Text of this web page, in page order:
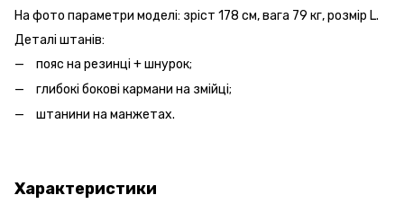
На фото параметри моделі: зріст 178 см, вага 79 кг, розмір L.
Деталі штанів:
пояс на резинці + шнурок;
глибокі бокові кармани на змійці;
штанини на манжетах.
Характеристики